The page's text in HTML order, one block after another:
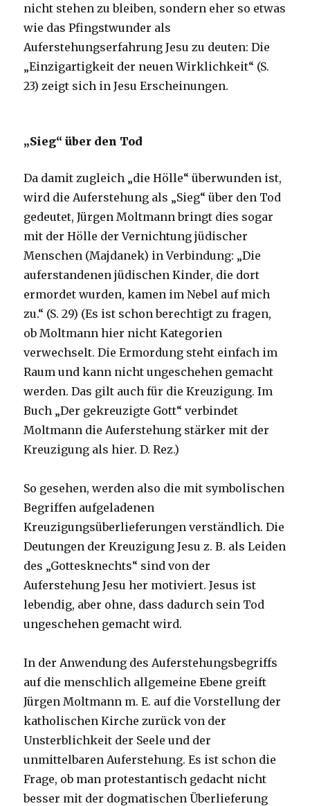
nicht stehen zu bleiben, sondern eher so etwas
wie das Pfingstwunder als
Auferstehungserfahrung Jesu zu deuten: Die
„Einzigartigkeit der neuen Wirklichkeit“ (S.
23) zeigt sich in Jesu Erscheinungen.
„Sieg“ über den Tod
Da damit zugleich „die Hölle“ überwunden ist,
wird die Auferstehung als „Sieg“ über den Tod
gedeutet, Jürgen Moltmann bringt dies sogar
mit der Hölle der Vernichtung jüdischer
Menschen (Majdanek) in Verbindung: „Die
auferstandenen jüdischen Kinder, die dort
ermordet wurden, kamen im Nebel auf mich
zu.“ (S. 29) (Es ist schon berechtigt zu fragen,
ob Moltmann hier nicht Kategorien
verwechselt. Die Ermordung steht einfach im
Raum und kann nicht ungeschehen gemacht
werden. Das gilt auch für die Kreuzigung. Im
Buch „Der gekreuzigte Gott“ verbindet
Moltmann die Auferstehung stärker mit der
Kreuzigung als hier. D. Rez.)
So gesehen, werden also die mit symbolischen
Begriffen aufgeladenen
Kreuzigungsüberlieferungen verständlich. Die
Deutungen der Kreuzigung Jesu z. B. als Leiden
des „Gottesknechts“ sind von der
Auferstehung Jesu her motiviert. Jesus ist
lebendig, aber ohne, dass dadurch sein Tod
ungeschehen gemacht wird.
In der Anwendung des Auferstehungsbegriffs
auf die menschlich allgemeine Ebene greift
Jürgen Moltmann m. E. auf die Vorstellung der
katholischen Kirche zurück von der
Unsterblichkeit der Seele und der
unmittelbaren Auferstehung. Es ist schon die
Frage, ob man protestantisch gedacht nicht
besser mit der dogmatischen Überlieferung